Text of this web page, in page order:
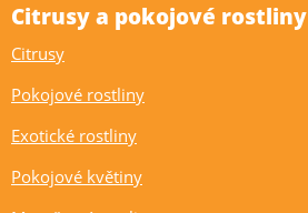
Citrusy a pokojové rostliny
Citrusy
Pokojové rostliny
Exotické rostliny
Pokojové květiny